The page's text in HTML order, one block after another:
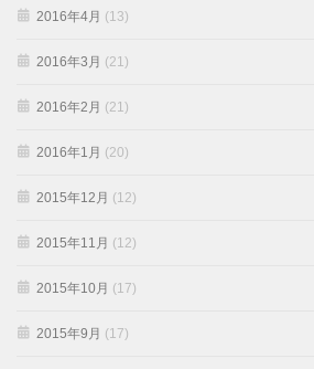
2016年4月 (13)
2016年3月 (21)
2016年2月 (21)
2016年1月 (20)
2015年12月 (12)
2015年11月 (12)
2015年10月 (17)
2015年9月 (17)